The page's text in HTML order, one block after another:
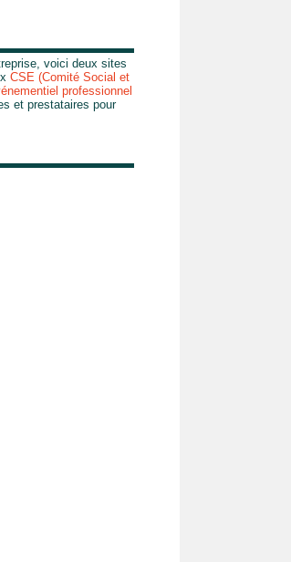
voici deux sites
CSE (Comité Social et
professionnel
et prestataires pour